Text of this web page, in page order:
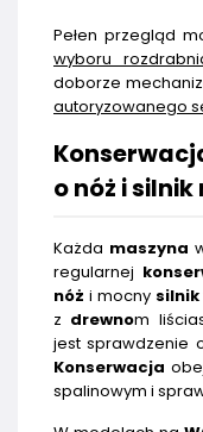
Pełen przegląd
wyboru
doborze
autoryzowanego
o nóż i
Każda maszyna
regularnej
nóż i mocny silnik
z drewnom
jest sprawdzenie
Konserwacja
spalinowym i